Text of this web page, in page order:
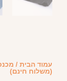
עמוד הבית /
(משלוח חינם)